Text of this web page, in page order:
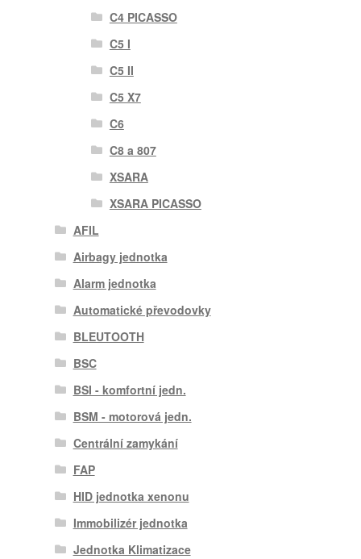
C4 PICASSO
C5 I
C5 II
C5 X7
C6
C8 a 807
XSARA
XSARA PICASSO
AFIL
Airbagy jednotka
Alarm jednotka
Automatické převodovky
BLEUTOOTH
BSC
BSI - komfortní jedn.
BSM - motorová jedn.
Centrální zamykání
FAP
HID jednotka xenonu
Immobilizér jednotka
Jednotka Klimatizace